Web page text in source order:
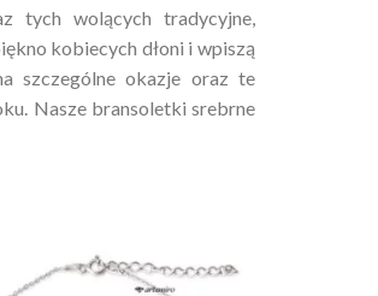
tych wolących tradycyjne,
kobiecych dłoni i wpiszą
szczególne okazje oraz te
Nasze bransoletki srebrne
ulubionych
❤️